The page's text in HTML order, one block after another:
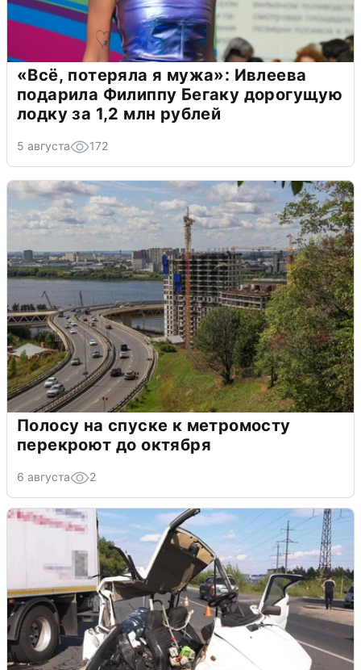
«Всё, потеряла я мужа»: Ивлеева
подарила Филиппу Бегаку дорогущую
лодку за 1,2 млн рублей
5 августа 172
Полосу на спуске к метромосту
перекроют до октября
6 августа 2